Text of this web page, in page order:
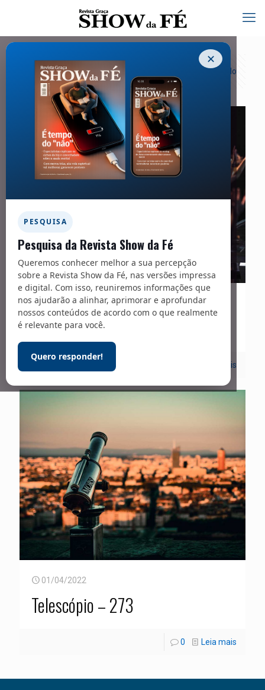
✕
PESQUISA
Pesquisa da Revista Show da Fé
Queremos conhecer melhor a sua percepção
sobre a Revista Show da Fé, nas versões impressa
e digital. Com isso, reuniremos informações que
nos ajudarão a alinhar, aprimorar e aprofundar
nossos conteúdos de acordo com o que realmente
é relevante para você.
Quero responder!
Categorias Tags Exibir tudo
01/06/2022
Capa | Igreja
Leia mais
01/04/2022
Telescópio – 273
0 Leia mais